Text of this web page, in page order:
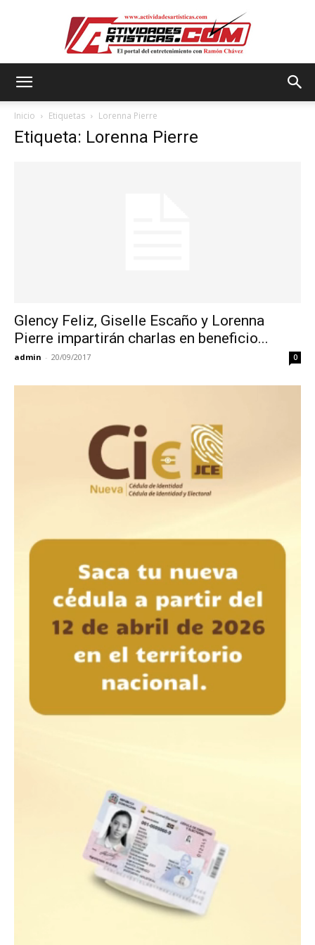
Inicio Etiquetas Lorenna Pierre
Etiqueta: Lorenna Pierre
Glency Feliz, Giselle Escaño y Lorenna
Pierre impartirán charlas en beneficio...
admin - 20/09/2017 0